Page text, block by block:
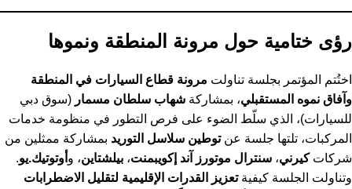
رؤى ختامية حول مرونة المنطقة ونموها
اختُتم المؤتمر بجلسة تناولت مرونة قطاع السيارات في المنطقة
وآفاق نموه المستقبلي، بمشاركة شهاب سلطان مسمار (سوق دبي
للسيارات)، الذي سلّط الضوء على فرص التطور في منظومة خدمات
المركبات، تلتها جلسة عنتوطين سلاسل التوريد بمشاركة ممثلين من
شركاتكيرني، سنترال موتورز آند إكويبمنت، بيلشتاين، و أوتوتيك.يو.
وتناولت الجلسة كيفيةتعزيز القدرات الإقليمية لتقليل الاضطرابات